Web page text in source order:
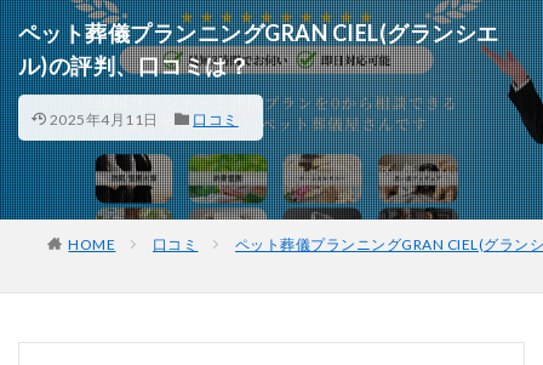
ペット葬儀プランニングGRAN CIEL(グランシエ
ル)の評判、口コミは？
2025年4月11日 口コミ
HOME 口コミ ペット葬儀プランニングGRAN CIEL(グラン